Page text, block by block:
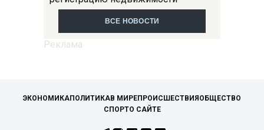
ВСЕ НОВОСТИ
ЭКОНОМИКАПОЛИТИКАВ МИРЕПРОИСШЕСТВИЯОБЩЕСТВО
СПОРТО САЙТЕ